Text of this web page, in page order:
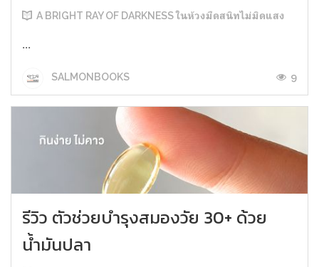
A BRIGHT RAY OF DARKNESS ในห้วงมืดสนิทไม่มิดแสง
...
SALMONBOOKS 9
รีวิว ตัวช่วยบำรุงสมองวัย 30+ ด้วย
น้ำมันปลา